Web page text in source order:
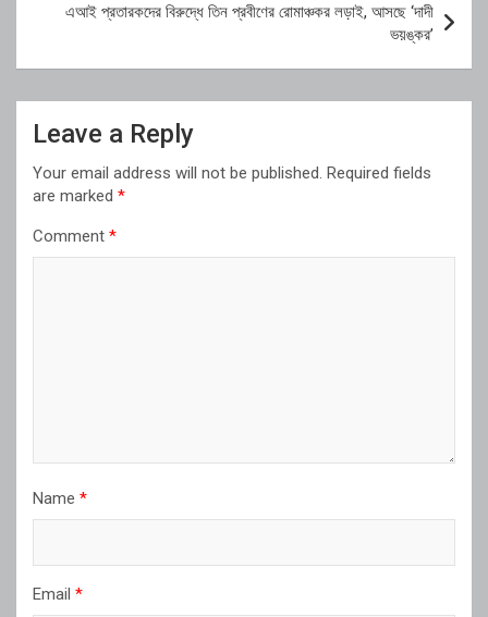
এআই প্রতারকদের বিরুদ্ধে তিন প্রবীণের রোমাঞ্চকর লড়াই, আসছে ‘দাদী
ভয়ঙ্কর’
Leave a Reply
Your email address will not be published. Required fields
are marked *
Comment *
Name *
Email *